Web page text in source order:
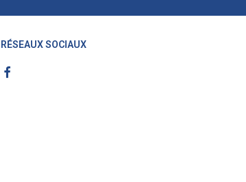
RÉSEAUX SOCIAUX